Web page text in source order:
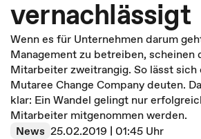
vernachlässigt
Wenn es für Unternehmen darum
Management zu betreiben, scheinen
Mitarbeiter zweitrangig. So lässt sich
Mutaree Change Company deuten.
klar: Ein Wandel gelingt nur
Mitarbeiter mitgenommen werden.
News 25.02.2019 | 01:45 Uhr